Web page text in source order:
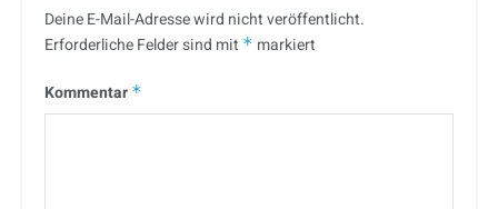
Deine E-Mail-Adresse wird nicht veröffentlicht.
Erforderliche Felder sind mit * markiert
Kommentar *